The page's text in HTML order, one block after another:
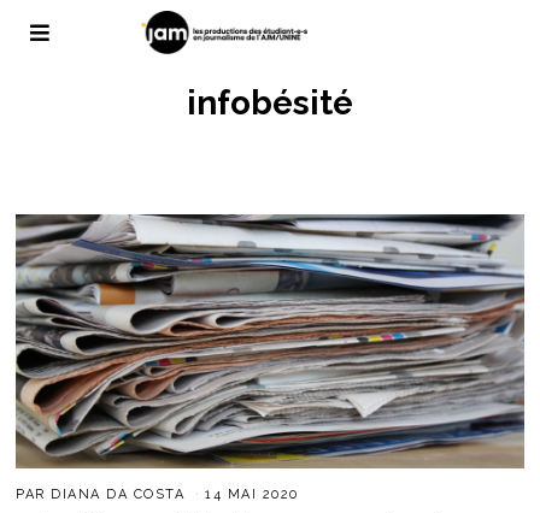
infobésité
PAR DIANA DA COSTA 14 MAI 2020